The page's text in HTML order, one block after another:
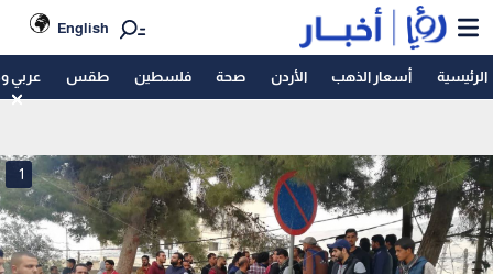
English
الرئيسية أسعار الذهب الأردن صحة فلسطين طقس عربي
1